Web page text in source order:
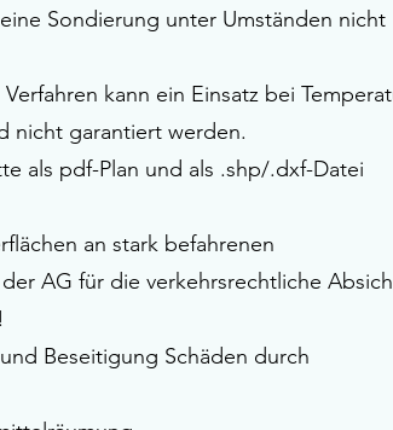
Sondierung unter Umständen nicht
kann ein Einsatz bei
nicht garantiert werden.
als pdf-Plan und als .shp/.dxf-Datei
an stark befahrenen
AG für die verkehrsrechtliche
Beseitigung Schäden durch